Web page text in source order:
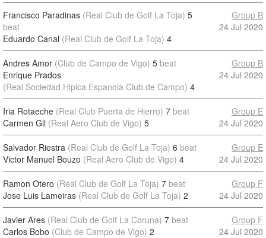
Francisco Paradinas (Real Club de Golf La Toja) 5
beat
Eduardo Canal (Real Club de Golf La Toja) 4
Group B
24 Jul 2020
Andres Amor (Club de Campo de Vigo) 5 beat
Enrique Prados
(Real Sociedad Hipica Espanola Club de Campo) 4
Group B
24 Jul 2020
Iria Rotaeche (Real Club Puerta de Hierro) 7 beat
Carmen Gil (Real Aero Club de Vigo) 5
Group E
24 Jul 2020
Salvador Riestra (Real Club de Golf La Toja) 6 beat
Victor Manuel Bouzo (Real Aero Club de Vigo) 4
Group E
24 Jul 2020
Ramon Otero (Real Club de Golf La Toja) 7 beat
Jose Luis Lameiras (Real Club de Golf La Toja) 2
Group F
24 Jul 2020
Javier Ares (Real Club de Golf La Coruna) 7 beat
Carlos Bobo (Club de Campo de Vigo) 2
Group F
24 Jul 2020